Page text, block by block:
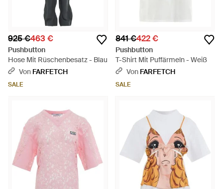
925 €463 €
Pushbutton
Hose Mit Rüschenbesatz - Blau
Von FARFETCH
SALE
841 €422 €
Pushbutton
T-Shirt Mit Puffärmeln - Weiß
Von FARFETCH
SALE